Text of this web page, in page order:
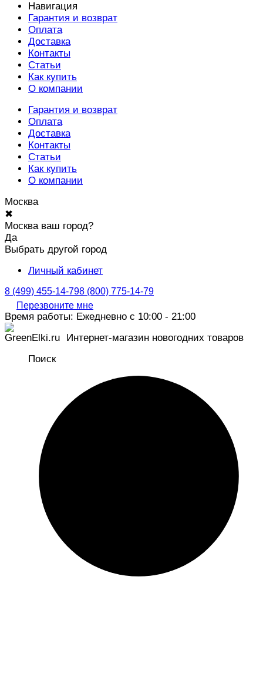
Навигация
Гарантия и возврат
Оплата
Доставка
Контакты
Статьи
Как купить
О компании
Гарантия и возврат
Оплата
Доставка
Контакты
Статьи
Как купить
О компании
Москва
✖
Москва ваш город?
Да
Выбрать другой город
Личный кабинет
8 (499) 455-14-798 (800) 775-14-79
Перезвоните мне
Время работы: Ежедневно с 10:00 - 21:00
Интернет-магазин новогодних товаров
Поиск